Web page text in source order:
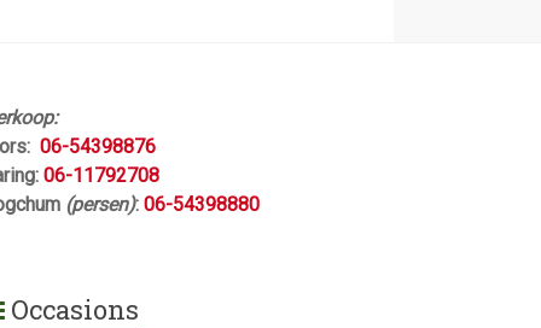
06-54398876
06-11792708
(persen): 06-54398880
Occasions